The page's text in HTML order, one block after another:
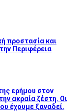
προστασία και
Περιφέρεια
ερήμου στον
ακραία ζέστη. Οι
έχουμε ξαναδεί.